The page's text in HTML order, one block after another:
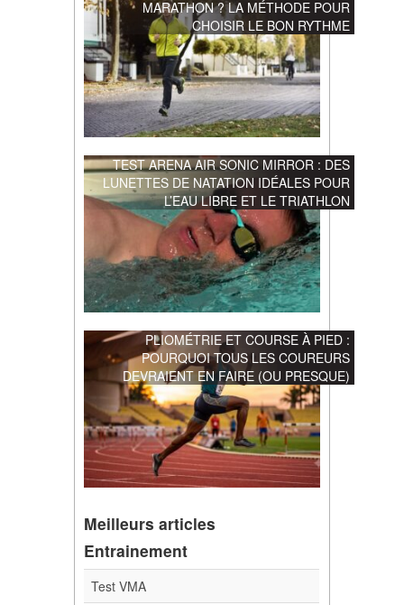
MARATHON ? LA MÉTHODE POUR
CHOISIR LE BON RYTHME
TEST ARENA AIR SONIC MIRROR : DES
LUNETTES DE NATATION IDÉALES POUR
L’EAU LIBRE ET LE TRIATHLON
PLIOMÉTRIE ET COURSE À PIED :
POURQUOI TOUS LES COUREURS
DEVRAIENT EN FAIRE (OU PRESQUE)
Meilleurs articles
Entrainement
Test VMA